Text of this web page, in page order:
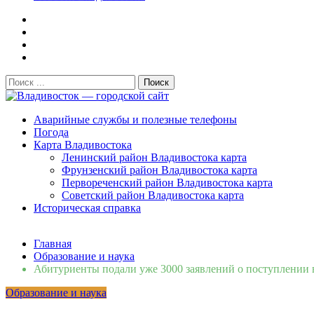
Поиск:
Владивосток — городской сайт
Аварийные службы и полезные телефоны
Погода
Карта Владивостока
Ленинский район Владивостока карта
Фрунзенский район Владивостока карта
Первореченский район Владивостока карта
Советский район Владивостока карта
Историческая справка
Сломалась бытовая техника во Владивостоке: как
Мобильная реклама на общественном транспорте: как
Зарядка с полицейскими, бои кудо и семафорная азбука:
Главная
Образование и наука
Абитуриенты подали уже 3000 заявлений о
Образование и наука